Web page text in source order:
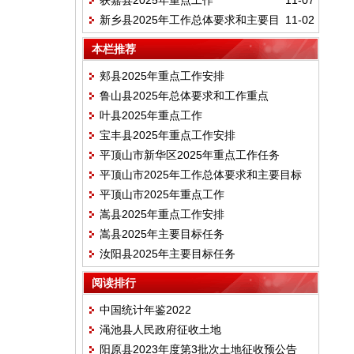
11-02
新乡县2025年工作总体要求和主要目
标
本栏推荐
郏县2025年重点工作安排
鲁山县2025年总体要求和工作重点
叶县2025年重点工作
宝丰县2025年重点工作安排
平顶山市新华区2025年重点工作任务
平顶山市2025年工作总体要求和主要目标
平顶山市2025年重点工作
嵩县2025年重点工作安排
嵩县2025年主要目标任务
汝阳县2025年主要目标任务
阅读排行
中国统计年鉴2022
渑池县人民政府征收土地
阳原县2023年度第3批次土地征收预公告